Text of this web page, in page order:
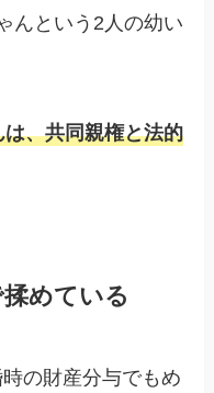
んという2人の幼い
、共同親権と法的
めている
の財産分与でもめ